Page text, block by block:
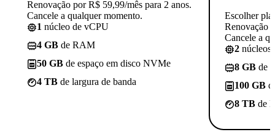
Renovação por R$ 59,99/mês para 2 anos.
Cancele a qualquer momento.
1 núcleo de vCPU
4 GB de RAM
50 GB de espaço em disco NVMe
4 TB de largura de banda
Escolher
Renovação
Cancele a
2 núcleos
8 GB de
100 GB
8 TB de